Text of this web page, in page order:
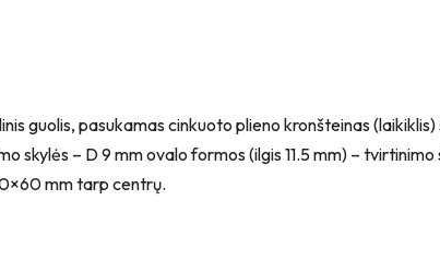
guolis, pasukamas cinkuoto plieno kronšteinas
– D 9 mm ovalo formos (ilgis 11.5 mm) –
mm tarp centrų.